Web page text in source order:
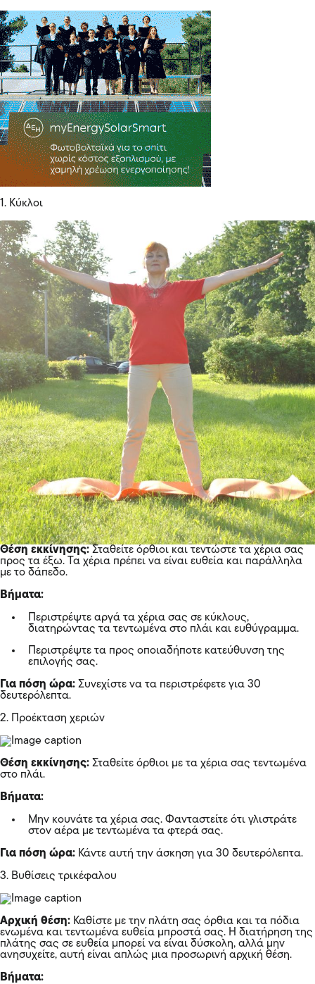
1. Κύκλοι
Θέση εκκίνησης: Σταθείτε όρθιοι και τεντώστε τα χέρια σας
προς τα έξω. Τα χέρια πρέπει να είναι ευθεία και παράλληλα
με το δάπεδο.
Βήματα:
Περιστρέψτε αργά τα χέρια σας σε κύκλους,
διατηρώντας τα τεντωμένα στο πλάι και ευθύγραμμα.
Περιστρέψτε τα προς οποιαδήποτε κατεύθυνση της
επιλογής σας.
Για πόση ώρα: Συνεχίστε να τα περιστρέφετε για 30
δευτερόλεπτα.
2. Προέκταση χεριών
Θέση εκκίνησης: Σταθείτε όρθιοι με τα χέρια σας τεντωμένα
στο πλάι.
Βήματα:
Μην κουνάτε τα χέρια σας. Φανταστείτε ότι γλιστράτε
στον αέρα με τεντωμένα τα φτερά σας.
Για πόση ώρα: Κάντε αυτή την άσκηση για 30 δευτερόλεπτα.
3. Βυθίσεις τρικέφαλου
Αρχική θέση: Καθίστε με την πλάτη σας όρθια και τα πόδια
ενωμένα και τεντωμένα ευθεία μπροστά σας. Η διατήρηση της
πλάτης σας σε ευθεία μπορεί να είναι δύσκολη, αλλά μην
ανησυχείτε, αυτή είναι απλώς μια προσωρινή αρχική θέση.
Βήματα: